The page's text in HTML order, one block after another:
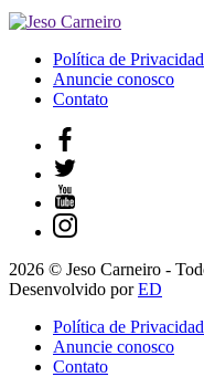
Política de
Anuncie conosco
Contato
2026 © Jeso Carneiro -
Desenvolvido porED
Política de
Anuncie conosco
Contato